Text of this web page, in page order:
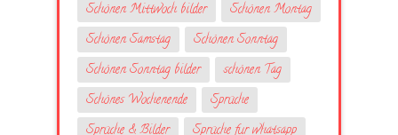
Schönen Mittwoch bilder
Schönen Montag
Schönen Samstag
Schönen Sonntag
Schönen Sonntag bilder
schönen Tag
Schönes Wochenende
Sprüche
Sprüche & Bilder
Sprüche fur whatsapp